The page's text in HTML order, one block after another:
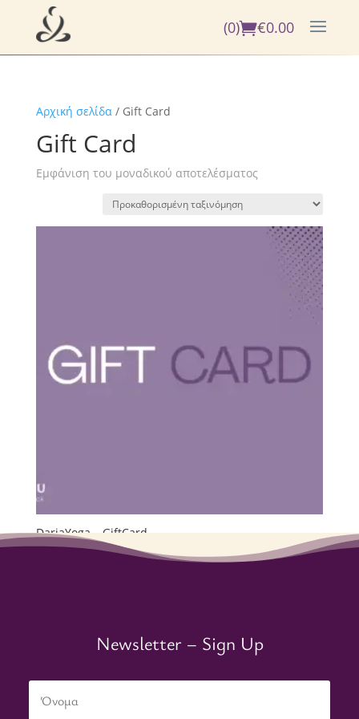
(0) €0.00
Αρχική σελίδα/ Gift Card
Gift Card
Εμφάνιση του μοναδικού αποτελέσματος
DariaYoga – GiftCard
€150.00
Newsletter – Sign Up